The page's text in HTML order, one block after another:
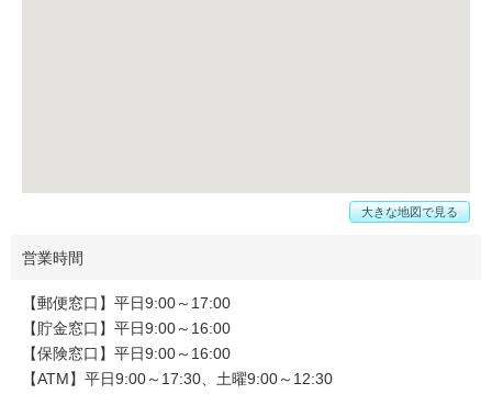
大きな地図で見る
営業時間
【郵便窓口】平日9:00～17:00
【貯金窓口】平日9:00～16:00
【保険窓口】平日9:00～16:00
【ATM】平日9:00～17:30、土曜9:00～12:30